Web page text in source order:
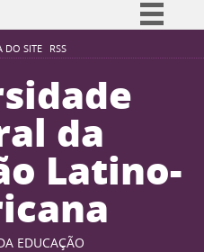
DO SITE RSS
Simplifique!
Participe
Acesso à informação
Legislação
Canais
da
Latino-
EDUCAÇÃO